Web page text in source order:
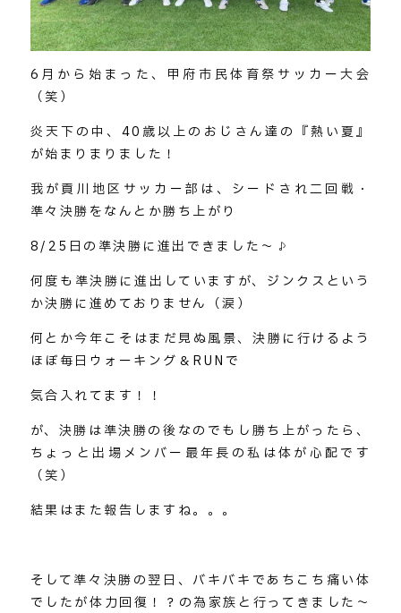
6月から始まった、甲府市民体育祭サッカー大会
（笑）
炎天下の中、40歳以上のおじさん達の『熱い夏』
が始まりまりました！
我が貢川地区サッカー部は、シードされ二回戦・
準々決勝をなんとか勝ち上がり
8/25日の準決勝に進出できました～♪
何度も準決勝に進出していますが、ジンクスという
か決勝に進めておりません（涙）
何とか今年こそはまだ見ぬ風景、決勝に行けるよう
ほぼ毎日ウォーキング＆RUNで
気合入れてます！！
が、決勝は準決勝の後なのでもし勝ち上がったら、
ちょっと出場メンバー最年長の私は体が心配です
（笑）
結果はまた報告しますね。。。
そして準々決勝の翌日、バキバキであちこち痛い体
でしたが体力回復！？の為家族と行ってきました～